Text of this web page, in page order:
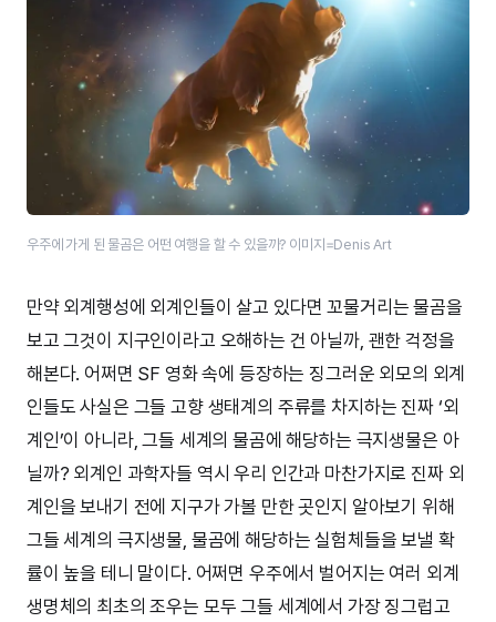
우주에 가게 된 물곰은 어떤 여행을 할 수 있을까? 이미지=Denis Art
만약 외계행성에 외계인들이 살고 있다면 꼬물거리는 물곰을
보고 그것이 지구인이라고 오해하는 건 아닐까, 괜한 걱정을
해본다. 어쩌면 SF 영화 속에 등장하는 징그러운 외모의 외계
인들도 사실은 그들 고향 생태계의 주류를 차지하는 진짜 ‘외
계인’이 아니라, 그들 세계의 물곰에 해당하는 극지생물은 아
닐까? 외계인 과학자들 역시 우리 인간과 마찬가지로 진짜 외
계인을 보내기 전에 지구가 가볼 만한 곳인지 알아보기 위해
그들 세계의 극지생물, 물곰에 해당하는 실험체들을 보낼 확
률이 높을 테니 말이다. 어쩌면 우주에서 벌어지는 여러 외계
생명체의 최초의 조우는 모두 그들 세계에서 가장 징그럽고